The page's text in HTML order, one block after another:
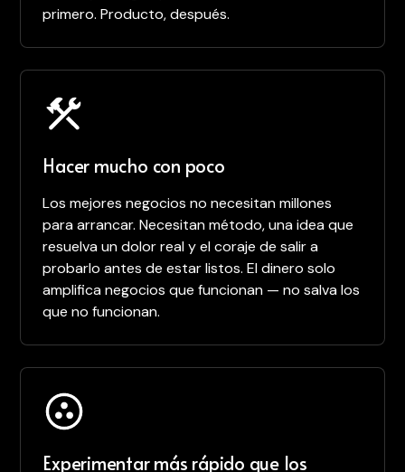
primero. Producto, después.
Hacer mucho con poco
Los mejores negocios no necesitan millones
para arrancar. Necesitan método, una idea que
resuelva un dolor real y el coraje de salir a
probarlo antes de estar listos. El dinero solo
amplifica negocios que funcionan — no salva los
que no funcionan.
Experimentar más rápido que los